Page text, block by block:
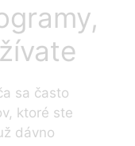
sa často
ktoré ste
dávno